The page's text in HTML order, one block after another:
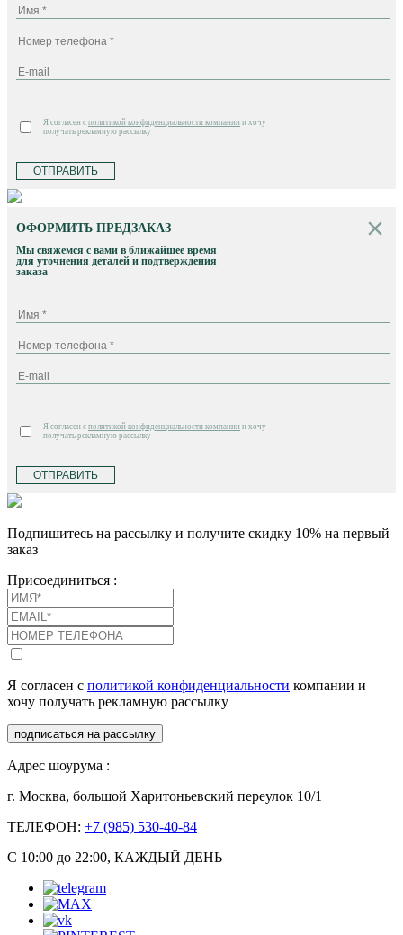
Я согласен с политикой конфиденциальности компании и хочу
получать рекламную рассылку
ОТПРАВИТЬ
ОФОРМИТЬ ПРЕДЗАКАЗ
Мы свяжемся с вами в ближайшее время
для уточнения деталей и подтверждения
заказа
Я согласен с политикой конфиденциальности компании и хочу
получать рекламную рассылку
ОТПРАВИТЬ
Подпишитесь на рассылку и получите скидку 10% на первый
заказ
Присоединиться :
Я согласен с политикой конфиденциальности компании и
хочу получать рекламную рассылку
подписаться на рассылку
Адрес шоурума :
г. Москва, большой Харитоньевский переулок 10/1
ТЕЛЕФОН: +7 (985) 530-40-84
С 10:00 до 22:00, КАЖДЫЙ ДЕНЬ